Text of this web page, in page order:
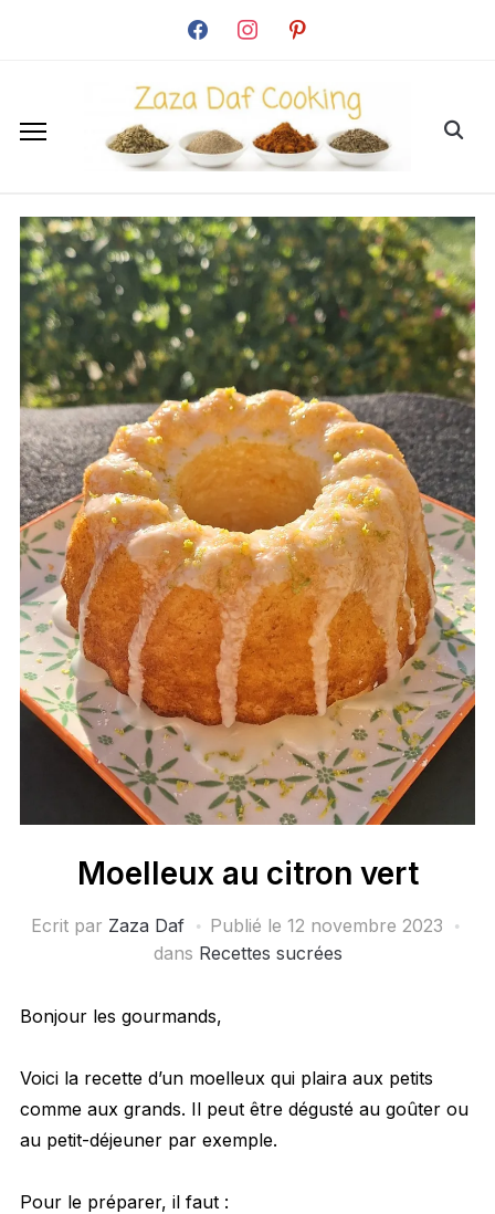
facebook instagrampinterest
Moelleux au citron vert
Ecrit par Zaza Daf Publié le 12 novembre 2023
dans Recettes sucrées
Bonjour les gourmands,
Voici la recette d’un moelleux qui plaira aux petits
comme aux grands. Il peut être dégusté au goûter ou
au petit-déjeuner par exemple.
Pour le préparer, il faut :